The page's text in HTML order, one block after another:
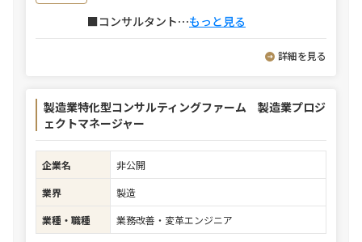
■コンサルタント⋯もっと見る
詳細を見る
製造業特化型コンサルティングファーム 製造業プロジ
ェクトマネージャー
企業名
非公開
業界
製造
業種・職種
業務改善・変革エンジニア